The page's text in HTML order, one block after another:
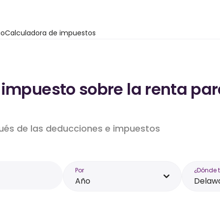
Calculadora de impuestos
sobre la renta
de las deducciones e impuestos
Por
Año
¿Dónde